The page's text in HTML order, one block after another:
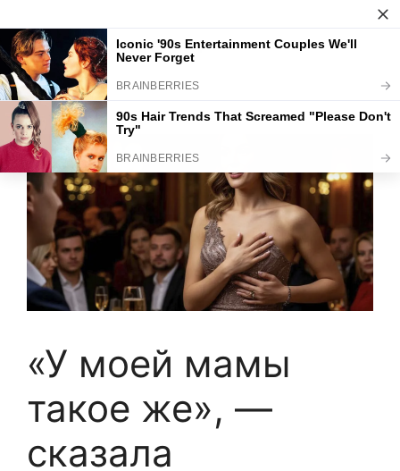
to
contentИнтересное тут Menu
«У моей мамы
такое же», —
сказала